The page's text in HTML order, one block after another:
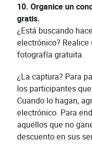
10. Organice un
gratis.
¿Está buscando
electrónico?
fotografía gratuita.
¿La captura? Para
los participantes
Cuando lo hagan,
electrónico. Para
aquellos que no
descuento en sus